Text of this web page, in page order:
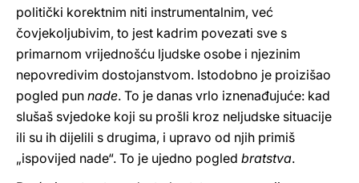
politički korektnim niti instrumentalnim, već
čovjekoljubivim, to jest kadrim povezati sve s
primarnom vrijednošću ljudske osobe i njezinim
nepovredivim dostojanstvom. Istodobno je proizišao
pogled pun nade. To je danas vrlo iznenađujuće: kad
slušaš svjedoke koji su prošli kroz neljudske situacije
ili su ih dijelili s drugima, i upravo od njih primiš
„ispovijed nade“. To je ujedno pogled bratstva.